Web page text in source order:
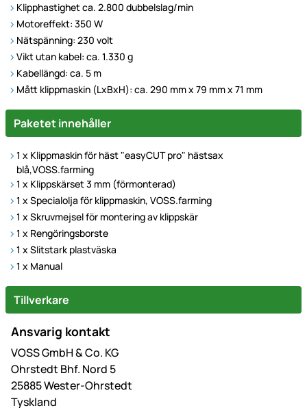
Klipphastighet ca. 2.800 dubbelslag/min
Motoreffekt: 350 W
Nätspänning: 230 volt
Vikt utan kabel: ca. 1.330 g
Kabellängd: ca. 5 m
Mått klippmaskin (LxBxH): ca. 290 mm x 79 mm x 71 mm
Paketet innehåller
1 x Klippmaskin för häst "easyCUT pro" hästsax
blå,VOSS.farming
1 x Klippskärset 3 mm (förmonterad)
1 x Specialolja för klippmaskin, VOSS.farming
1 x Skruvmejsel för montering av klippskär
1 x Rengöringsborste
1 x Slitstark plastväska
1 x Manual
Tillverkare
Ansvarig kontakt
VOSS GmbH & Co. KG
Ohrstedt Bhf. Nord 5
25885 Wester-Ohrstedt
Tyskland